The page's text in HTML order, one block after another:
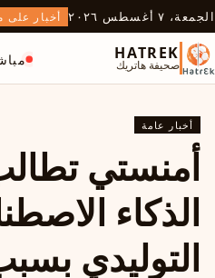
الجمعة، ٧ أغسطس ٢٠٢٦ أخبار على
HATREK
صحيفة هاتريك
أخبار عامة
أمنستي
الذكاء
التوليدي